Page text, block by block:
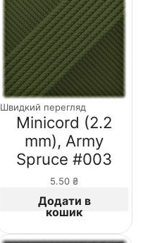
Швидкий перегляд
Minicord (2.2
mm), Army
Spruce #003
5.50 ₴
Додати в
кошик